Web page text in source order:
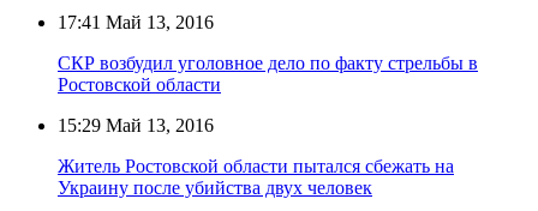
17:41 Май 13, 2016
СКР возбудил уголовное дело по факту стрельбы в
Ростовской области
15:29 Май 13, 2016
Житель Ростовской области пытался сбежать на
Украину после убийства двух человек